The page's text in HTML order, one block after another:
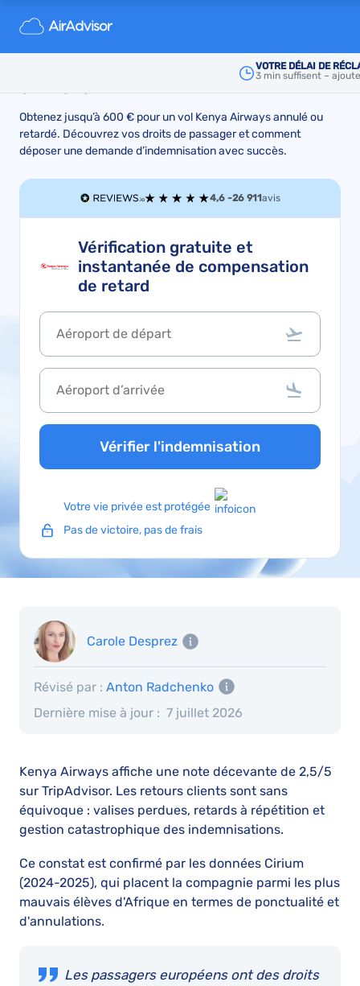
VOTRE DÉLAI DE
3 min suffisent –
Indemnisation en cas de vol
Kenya Airways retardé ou
Obtenez jusqu’à 600 € pour un vol Kenya Airways annulé ou
retardé. Découvrez vos droits de passager et comment
déposer une demande d’indemnisation avec succès.
4,6 -26 911 avis
Vérification gratuite et
instantanée de compensation
de retard
Vérifier l'indemnisation
Votre vie privée est protégée
Pas de victoire, pas de frais
Carole Desprez
Dernière mise à jour : 7 juillet 2026
Révisé par : Anton Radchenko
Kenya Airways affiche une note décevante de 2,5/5
sur TripAdvisor. Les retours clients sont sans
équivoque : valises perdues, retards à répétition et
gestion catastrophique des indemnisations.
Ce constat est confirmé par les données Cirium
(2024-2025), qui placent la compagnie parmi les plus
mauvais élèves d'Afrique en termes de ponctualité et
d'annulations.
Les passagers européens ont des droits